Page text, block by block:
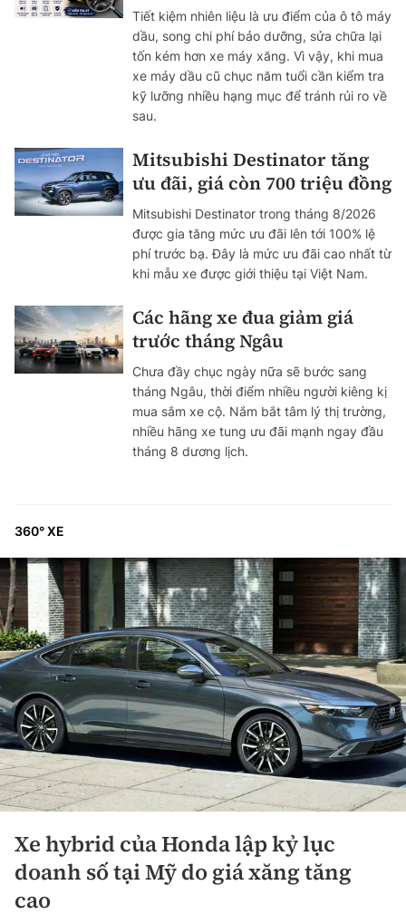
Tiết kiệm nhiên liệu là ưu điểm của ô tô máy
dầu, song chi phí bảo dưỡng, sửa chữa lại
tốn kém hơn xe máy xăng. Vì vậy, khi mua
xe máy dầu cũ chục năm tuổi cần kiểm tra
kỹ lưỡng nhiều hạng mục để tránh rủi ro về
sau.
Mitsubishi Destinator tăng
ưu đãi, giá còn 700 triệu đồng
Mitsubishi Destinator trong tháng 8/2026
được gia tăng mức ưu đãi lên tới 100% lệ
phí trước bạ. Đây là mức ưu đãi cao nhất từ
khi mẫu xe được giới thiệu tại Việt Nam.
Các hãng xe đua giảm giá
trước tháng Ngâu
Chưa đầy chục ngày nữa sẽ bước sang
tháng Ngâu, thời điểm nhiều người kiêng kị
mua sắm xe cộ. Nắm bắt tâm lý thị trường,
nhiều hãng xe tung ưu đãi mạnh ngay đầu
tháng 8 dương lịch.
360° XE
Xe hybrid của Honda lập kỷ lục
doanh số tại Mỹ do giá xăng tăng
cao